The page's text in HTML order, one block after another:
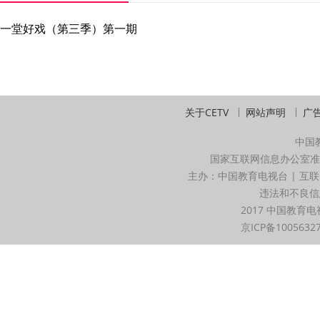
一堂好戏（第三季）第一期
关于CETV 网站声明 广
中国
国家互联网信息办公室
主办：中国教育电视台 | 互
违法和不良
2017 中国教育
京ICP备